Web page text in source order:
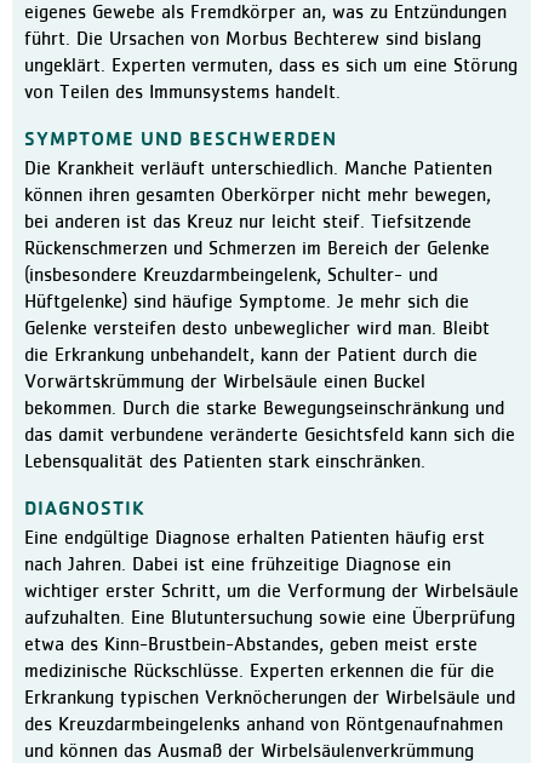
eigenes Gewebe als Fremdkörper an, was zu Entzündungen
führt. Die Ursachen von Morbus Bechterew sind bislang
ungeklärt. Experten vermuten, dass es sich um eine Störung
von Teilen des Immunsystems handelt.
SYMPTOME UND BESCHWERDEN
Die Krankheit verläuft unterschiedlich. Manche Patienten
können ihren gesamten Oberkörper nicht mehr bewegen,
bei anderen ist das Kreuz nur leicht steif. Tiefsitzende
Rückenschmerzen und Schmerzen im Bereich der Gelenke
(insbesondere Kreuzdarmbeingelenk, Schulter- und
Hüftgelenke) sind häufige Symptome. Je mehr sich die
Gelenke versteifen desto unbeweglicher wird man. Bleibt
die Erkrankung unbehandelt, kann der Patient durch die
Vorwärtskrümmung der Wirbelsäule einen Buckel
bekommen. Durch die starke Bewegungseinschränkung und
das damit verbundene veränderte Gesichtsfeld kann sich die
Lebensqualität des Patienten stark einschränken.
DIAGNOSTIK
Eine endgültige Diagnose erhalten Patienten häufig erst
nach Jahren. Dabei ist eine frühzeitige Diagnose ein
wichtiger erster Schritt, um die Verformung der Wirbelsäule
aufzuhalten. Eine Blutuntersuchung sowie eine Überprüfung
etwa des Kinn-Brustbein-Abstandes, geben meist erste
medizinische Rückschlüsse. Experten erkennen die für die
Erkrankung typischen Verknöcherungen der Wirbelsäule und
des Kreuzdarmbeingelenks anhand von Röntgenaufnahmen
und können das Ausmaß der Wirbelsäulenverkrümmung
Therapie-Mediathek
MVZ im Bremer Süden
Aufenthalt
Ablauf
Patienteninfo Leichte
Zimmer und Wahlleistungen
Verpflegung
Pflege und Betreuung
Entlassungsmanagement /
Erholung
Lob und Kritik
Informationen für
Klinikleitung
Leitbild
Daten und Fakten
Qualitätsmanagement
Zertifizierungen /
Hygiene